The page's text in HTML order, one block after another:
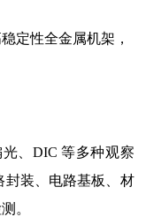
性全金属机架，
、DIC 等多种观察
封装、电路基板、材
。